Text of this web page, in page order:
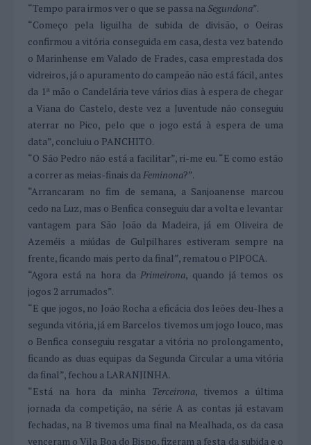
“Tempo para irmos ver o que se passa naSegundona”.
“Começo pela liguilha de subida de divisão, o Oeiras
confirmou a vitória conseguida em casa, desta vez batendo
o Marinhense em Valado de Frades, casa emprestada dos
vidreiros, já o apuramento do campeão não está fácil, antes
da 1ª mão o Candelária teve vários dias à espera de chegar
a Viana do Castelo, deste vez a Juventude não conseguiu
aterrar no Pico, pelo que o jogo está à espera de uma
data”, concluiu o PANCHITO.
“O São Pedro não está a facilitar”, ri-me eu. “E como estão
a correr as meias-finais daFeminona?”.
“Arrancaram no fim de semana, a Sanjoanense marcou
cedo na Luz, mas o Benfica conseguiu dar a volta e levantar
vantagem para São João da Madeira, já em Oliveira de
Azeméis a miúdas de Gulpilhares estiveram sempre na
frente, ficando mais perto da final”, rematou o PIPOCA.
“Agora está na hora daPrimeirona, quando já temos os
jogos 2 arrumados”.
“E que jogos, no João Rocha a eficácia dos leões deu-lhes a
segunda vitória, já em Barcelos tivemos um jogo louco, mas
o Benfica conseguiu resgatar a vitória no prolongamento,
ficando as duas equipas da Segunda Circular a uma vitória
da final”, fechou a LARANJINHA.
“Está na hora da minha Terceirona, tivemos a última
jornada da competição, na série A as contas já estavam
fechadas, na B tivemos uma final na Mealhada, os da casa
venceram o Vila Boa do Bispo, fizeram a festa da subida e o